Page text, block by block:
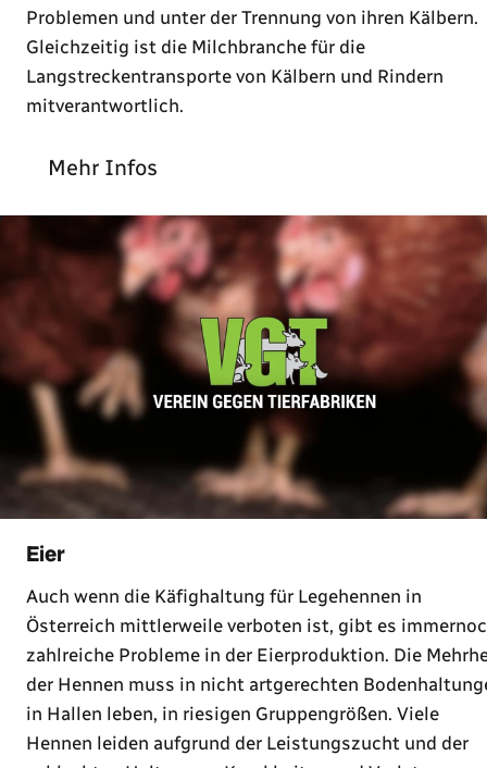
Problemen und unter der Trennung von ihren Kälbern.
Gleichzeitig ist die Milchbranche für die
Langstreckentransporte von Kälbern und Rindern
mitverantwortlich.
Mehr Infos
Eier
Auch wenn die Käfighaltung für Legehennen in
Österreich mittlerweile verboten ist, gibt es
zahlreiche Probleme in der Eierproduktion. Die
der Hennen muss in nicht artgerechten
in Hallen leben, in riesigen Gruppengrößen. Viele
Hennen leiden aufgrund der Leistungszucht und der